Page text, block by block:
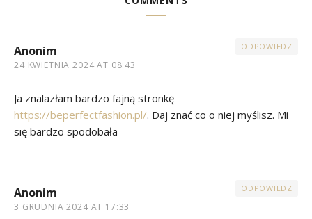
Anonim
24 KWIETNIA 2024 AT 08:43
ODPOWIEDZ
Ja znalazłam bardzo fajną stronkę
https://beperfectfashion.pl/. Daj znać co o niej myślisz. Mi
się bardzo spodobała
Anonim
3 GRUDNIA 2024 AT 17:33
ODPOWIEDZ